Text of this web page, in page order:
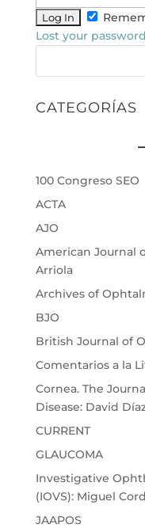
Lost your
CATEGORÍAS
100 Congreso SEO
ACTA
AJO
American Journal
Arriola
Archives of
BJO
British Journal of
Comentarios a la
Cornea. The
Disease: David
CURRENT
GLAUCOMA
Investigative
(IOVS): Miguel
JAAPOS